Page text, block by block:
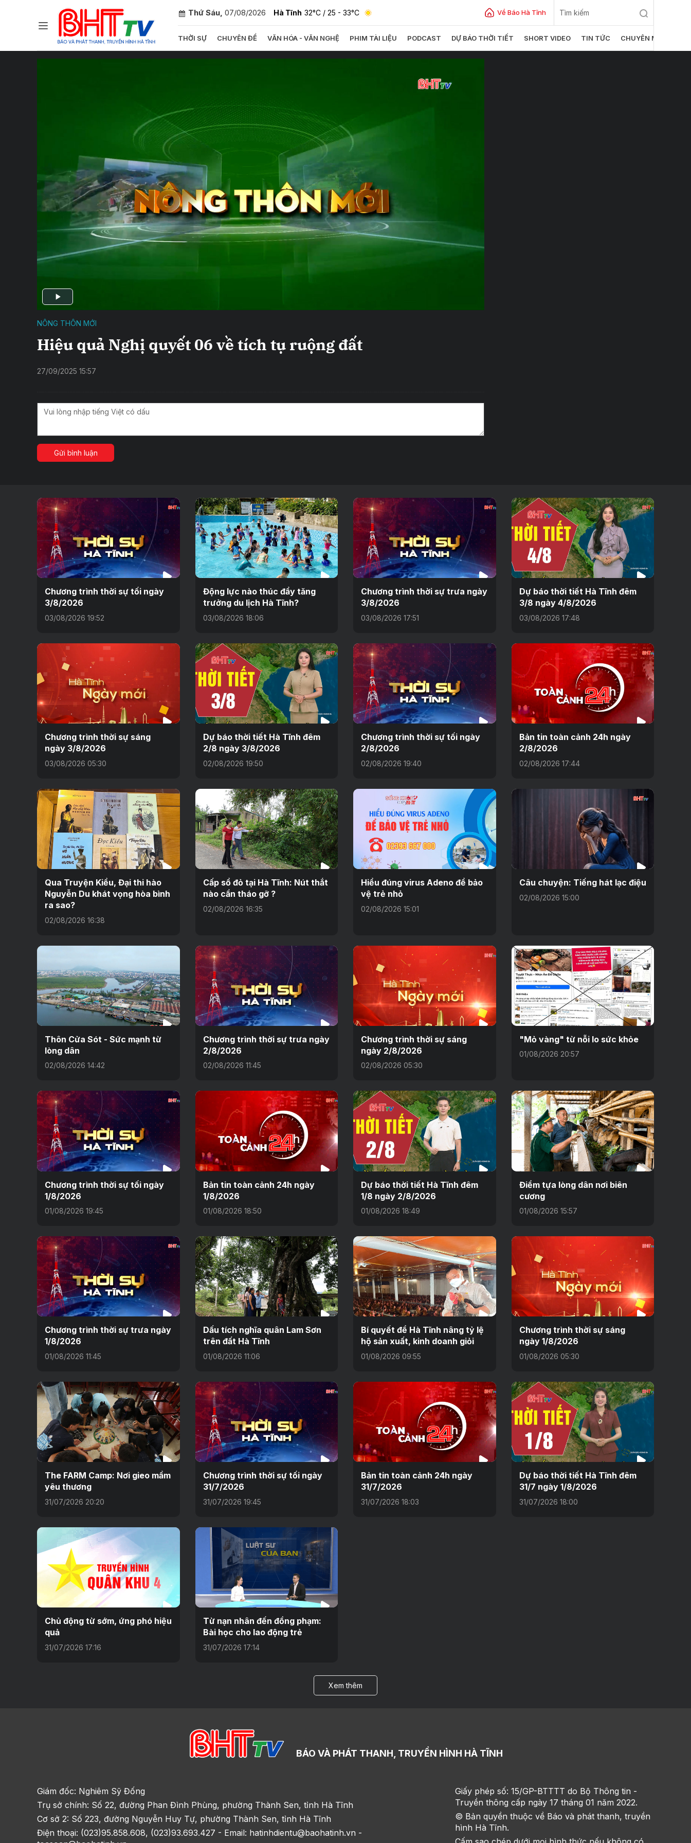
Thứ Sáu, 07/08/2026 Hà Tĩnh 32°C / 25 - 33°C Về Báo Hà Tĩnh
THỜI SỰ CHUYÊN ĐỀ VĂN HÓA - VĂN NGHỆ PHIM TÀI LIỆU PODCAST DỰ BÁO THỜI TIẾT SHORT VIDEO TIN TỨC CHUYÊN MỤC
NÔNG THÔN MỚI
Hiệu quả Nghị quyết 06 về tích tụ ruộng đất
27/09/2025 15:57
Gửi bình luận
Chương trình thời sự tối ngày
3/8/2026
03/08/2026 19:52
Động lực nào thúc đẩy tăng
trưởng du lịch Hà Tĩnh?
03/08/2026 18:06
Chương trình thời sự trưa ngày
3/8/2026
03/08/2026 17:51
Dự báo thời tiết Hà Tĩnh đêm
3/8 ngày 4/8/2026
03/08/2026 17:48
Chương trình thời sự sáng
ngày 3/8/2026
03/08/2026 05:30
Dự báo thời tiết Hà Tĩnh đêm
2/8 ngày 3/8/2026
02/08/2026 19:50
Chương trình thời sự tối ngày
2/8/2026
02/08/2026 19:40
Bản tin toàn cảnh 24h ngày
2/8/2026
02/08/2026 17:44
Qua Truyện Kiều, Đại thi hào
Nguyễn Du khát vọng hòa bình
ra sao?
02/08/2026 16:38
Cấp sổ đỏ tại Hà Tĩnh: Nút thắt
nào cần tháo gỡ ?
02/08/2026 16:35
Hiểu đúng virus Adeno để bảo
vệ trẻ nhỏ
02/08/2026 15:01
Câu chuyện: Tiếng hát lạc điệu
02/08/2026 15:00
Thôn Cửa Sót - Sức mạnh từ
lòng dân
02/08/2026 14:42
Chương trình thời sự trưa ngày
2/8/2026
02/08/2026 11:45
Chương trình thời sự sáng
ngày 2/8/2026
02/08/2026 05:30
"Mỏ vàng" từ nỗi lo sức khỏe
01/08/2026 20:57
Chương trình thời sự tối ngày
1/8/2026
01/08/2026 19:45
Bản tin toàn cảnh 24h ngày
1/8/2026
01/08/2026 18:50
Dự báo thời tiết Hà Tĩnh đêm
1/8 ngày 2/8/2026
01/08/2026 18:49
Điểm tựa lòng dân nơi biên
cương
01/08/2026 15:57
Chương trình thời sự trưa ngày
1/8/2026
01/08/2026 11:45
Dấu tích nghĩa quân Lam Sơn
trên đất Hà Tĩnh
01/08/2026 11:06
Bí quyết để Hà Tĩnh nâng tỷ lệ
hộ sản xuất, kinh doanh giỏi
01/08/2026 09:55
Chương trình thời sự sáng
ngày 1/8/2026
01/08/2026 05:30
The FARM Camp: Nơi gieo mầm
yêu thương
31/07/2026 20:20
Chương trình thời sự tối ngày
31/7/2026
31/07/2026 19:45
Bản tin toàn cảnh 24h ngày
31/7/2026
31/07/2026 18:03
Dự báo thời tiết Hà Tĩnh đêm
31/7 ngày 1/8/2026
31/07/2026 18:00
Chủ động từ sớm, ứng phó hiệu
quả
31/07/2026 17:16
Từ nạn nhân đến đồng phạm:
Bài học cho lao động trẻ
31/07/2026 17:14
Xem thêm
BÁO VÀ PHÁT THANH, TRUYỀN HÌNH HÀ TĨNH
Giám đốc: Nghiêm Sỹ Đống
Trụ sở chính: Số 22, đường Phan Đình Phùng, phường Thành Sen, tỉnh Hà Tĩnh
Cơ sở 2: Số 223, đường Nguyễn Huy Tự, phường Thành Sen, tỉnh Hà Tĩnh
Điện thoại: (023)95.858.608, (023)93.693.427 - Email: hatinhdientu@baohatinh.vn -
Giấy phép số: 15/GP-BTTTT do Bộ Thông tin -
Truyền thông cấp ngày 17 tháng 01 năm 2022.
© Bản quyền thuộc về Báo và phát thanh, truyền
hình Hà Tĩnh.